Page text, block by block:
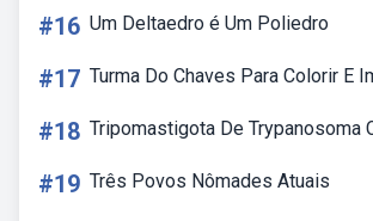
#16 Um Deltaedro é Um Poliedro
#17 Turma Do Chaves Para Colorir E
#18 Tripomastigota De Trypanosoma
#19 Três Povos Nômades Atuais